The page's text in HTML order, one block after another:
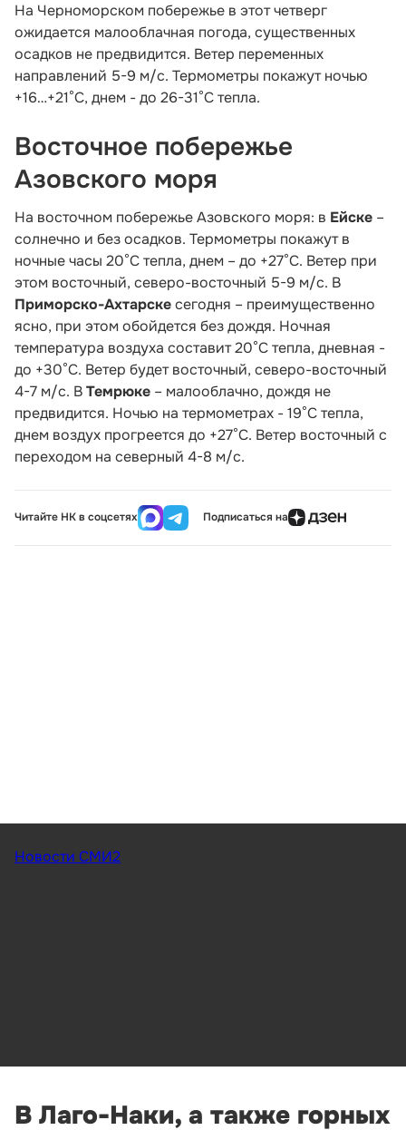
На Черноморском побережье в этот четверг
ожидается малооблачная погода, существенных
осадков не предвидится. Ветер переменных
направлений 5-9 м/с. Термометры покажут ночью
+16…+21°С, днем - до 26-31°С тепла.
Восточное побережье
Азовского моря
На восточном побережье Азовского моря: в Ейске –
солнечно и без осадков. Термометры покажут в
ночные часы 20°С тепла, днем – до +27°С. Ветер при
этом восточный, северо-восточный 5-9 м/с. В
Приморско-Ахтарскесегодня – преимущественно
ясно, при этом обойдется без дождя. Ночная
температура воздуха составит 20°C тепла, дневная -
до +30°С. Ветер будет восточный, северо-восточный
4-7 м/с. ВТемрюке – малооблачно, дождя не
предвидится. Ночью на термометрах - 19°C тепла,
днем воздух прогреется до +27°С. Ветер восточный с
переходом на северный 4-8 м/с.
Читайте НК в соцсетях Подписаться на
Новости СМИ2
В Лаго-Наки, а также горных